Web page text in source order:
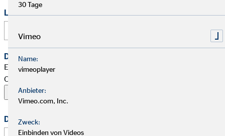
Link zu Deinem Business-Profil (Xing / LinkedIn / andere)
Dein Begleitschreiben
Erlaubte Formate: PDF, Word, ZIP, OpenOffice,
OpenDocument, JPG, PNG, BMP | Maximal 20 MB
Deine Nachricht
30 Tage
Vimeo
Name:
vimeoplayer
Anbieter:
Vimeo.com, Inc.
Zweck:
Einbinden von Videos